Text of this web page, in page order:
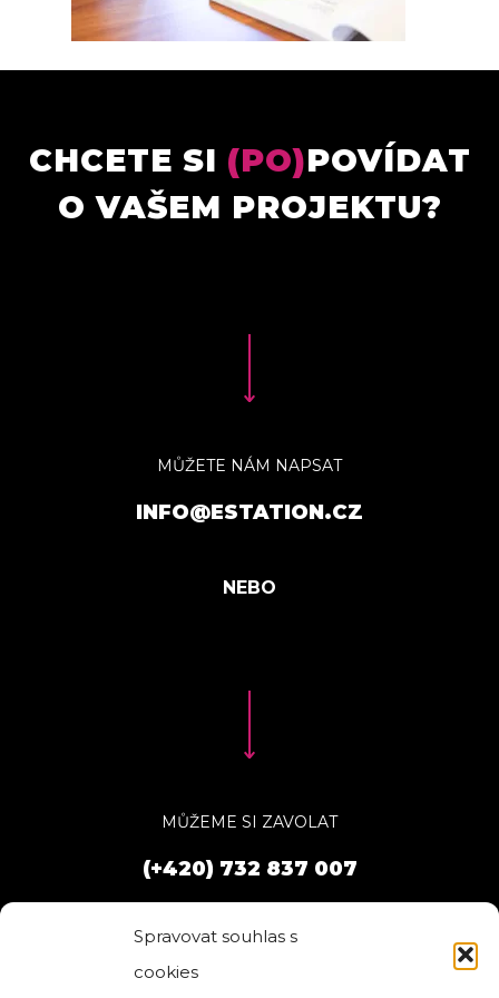
Spravovat souhlas s
cookies
CHCETE SI (PO)POVÍDAT
O VAŠEM PROJEKTU?
MŮŽETE NÁM NAPSAT
INFO@ESTATION.CZ
MŮŽEME SI ZAVOLAT
(+420) 732 837 007